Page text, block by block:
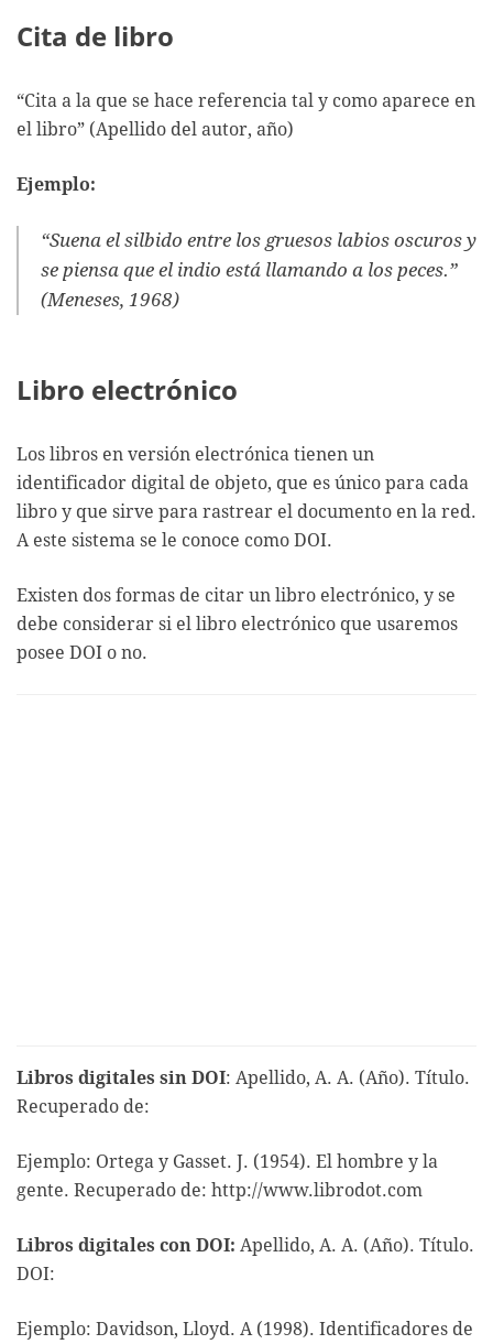
Cita de libro
“Cita a la que se hace referencia tal y como aparece en
el libro” (Apellido del autor, año)
Ejemplo:
“Suena el silbido entre los gruesos labios oscuros y
se piensa que el indio está llamando a los peces.”
(Meneses, 1968)
Libro electrónico
Los libros en versión electrónica tienen un
identificador digital de objeto, que es único para cada
libro y que sirve para rastrear el documento en la red.
A este sistema se le conoce como DOI.
Existen dos formas de citar un libro electrónico, y se
debe considerar si el libro electrónico que usaremos
posee DOI o no.
Libros digitales sin DOI: Apellido, A. A. (Año). Título.
Recuperado de:
Ejemplo: Ortega y Gasset. J. (1954). El hombre y la
gente. Recuperado de: http://www.librodot.com
Libros digitales con DOI: Apellido, A. A. (Año). Título.
DOI:
Ejemplo: Davidson, Lloyd. A (1998). Identificadores de